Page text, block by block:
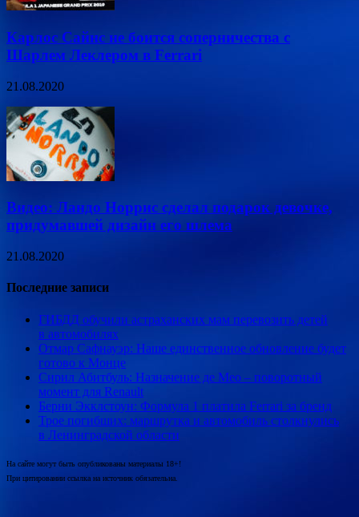
Карлос Сайнс не боится соперничества с
Шарлем Леклером в Ferrari
21.08.2020
Видео: Ландо Норрис сделал подарок девочке,
придумавшей дизайн его шлема
21.08.2020
Последние записи
ГИБДД обучили астраханских мам перевозить детей
в автомобилях
Отмар Сафнауэр: Наше единственное обновление будет
готово к Монце
Сирил Абитбуль: Назначение де Мео – поворотный
момент для Renault
Берни Экклстоун: Формула 1 платила Ferrari за бренд
Трое погибших: маршрутка и автомобиль столкнулись
в Ленинградской области
На сайте могут быть опубликованы материалы 18+!
При цитировании ссылка на источник обязательна.